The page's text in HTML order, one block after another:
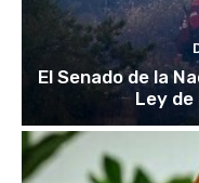
El Senado de la
Ley de